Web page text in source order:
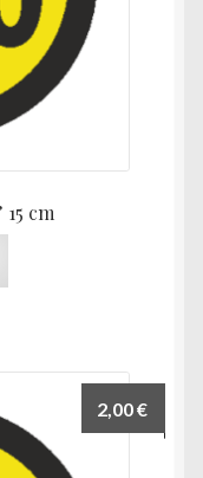
cm
2,00€